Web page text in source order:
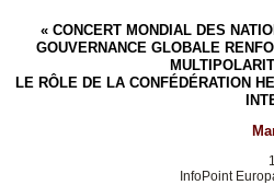
« CONCERT MONDIAL DES
GOUVERNANCE GLOBALE
LE RÔLE DE LA CONFÉDÉRATION
InfoPoint